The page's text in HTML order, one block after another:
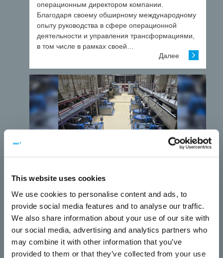
This website uses cookies
We use cookies to personalise content and ads, to
provide social media features and to analyse our traffic.
We also share information about your use of our site with
our social media, advertising and analytics partners who
may combine it with other information that you’ve
provided to them or that they’ve collected from your use
операционным директором компании.
Благодаря своему обширному международному
опыту руководства в сфере операционной
деятельности и управления трансформациями,
в том числе в рамках своей…
Далее
модернизирует станцию
центрифуг с применением
технологии BMA
Центрифуги повышают производительность и
энергоэффективность в производстве сахара:
Çorum Şeker проводит модернизацию, внедряя
новые центрифуги непрерывного действия BMA.
Далее